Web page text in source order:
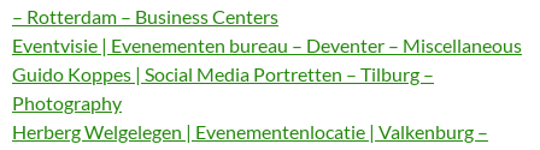
– Rotterdam – Business Centers
Eventvisie | Evenementen bureau – Deventer – Miscellaneous
Guido Koppes | Social Media Portretten – Tilburg –
Photography
Herberg Welgelegen | Evenementenlocatie | Valkenburg –